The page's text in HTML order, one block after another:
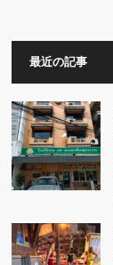
最近の記事